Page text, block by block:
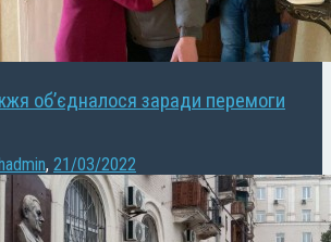
об’єдналося заради перемоги
, 21/03/2022